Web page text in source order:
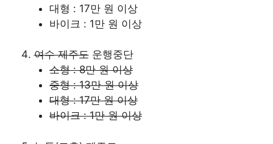
대형 : 17만 원 이상
바이크 : 1만 원 이상
여수 제주도운행중단
소형 : 8만 원 이상
중형 : 13만 원 이상
대형 : 17만 원 이상
바이크 : 1만 원 이상